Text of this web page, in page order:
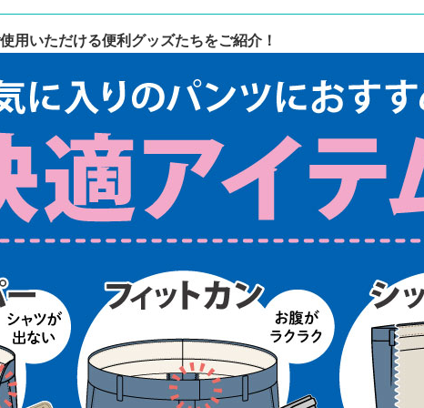
用いただける便利グッズたちをご紹介！